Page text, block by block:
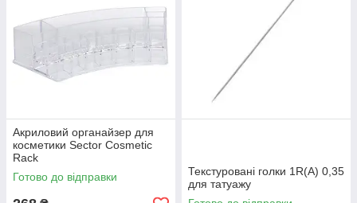
Акриловий органайзер для
косметики Sector Cosmetic
Rack
Готово до відправки
Текстуровані голки 1R(A) 0,35
для татуажу